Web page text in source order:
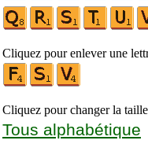
Cliquez pour enlever une
Cliquez pour changer la
Tous alphabétique